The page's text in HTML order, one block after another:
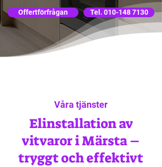
Offertförfrågan Tel. 010-148 7130
Våra tjänster
Elinstallation av
vitvaror i Märsta –
tryggt och effektivt